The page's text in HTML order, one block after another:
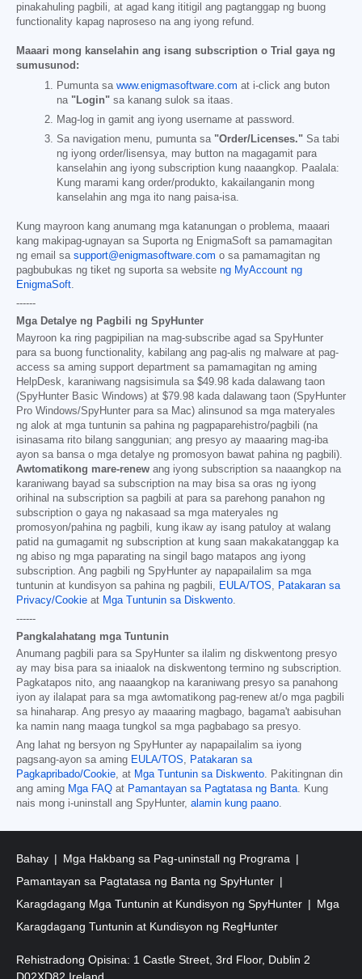
pinakahuling pagbili, at agad kang ititigil ang pagtanggap ng buong
functionality kapag naproseso na ang iyong refund.
Maaari mong kanselahin ang isang subscription o Trial gaya ng
sumusunod:
Pumunta sa www.enigmasoftware.com at i-click ang buton
na "Login" sa kanang sulok sa itaas.
Mag-log in gamit ang iyong username at password.
Sa navigation menu, pumunta sa "Order/Licenses." Sa tabi
ng iyong order/lisensya, may button na magagamit para
kanselahin ang iyong subscription kung naaangkop. Paalala:
Kung marami kang order/produkto, kakailanganin mong
kanselahin ang mga ito nang paisa-isa.
Kung mayroon kang anumang mga katanungan o problema, maaari
kang makipag-ugnayan sa Suporta ng EnigmaSoft sa pamamagitan
ng email sa support@enigmasoftware.com o sa pamamagitan ng
pagbubukas ng tiket ng suporta sa website ng MyAccount ng
EnigmaSoft.
------
Mga Detalye ng Pagbili ng SpyHunter
Mayroon ka ring pagpipilian na mag-subscribe agad sa SpyHunter
para sa buong functionality, kabilang ang pag-alis ng malware at pag-
access sa aming support department sa pamamagitan ng aming
HelpDesk, karaniwang nagsisimula sa $49.98 kada dalawang taon
(SpyHunter Basic Windows) at $79.98 kada dalawang taon (SpyHunter
Pro Windows/SpyHunter para sa Mac) alinsunod sa mga materyales
ng alok at mga tuntunin sa pahina ng pagpaparehistro/pagbili (na
isinasama rito bilang sanggunian; ang presyo ay maaaring mag-iba
ayon sa bansa o mga detalye ng promosyon bawat pahina ng pagbili).
Awtomatikong mare-renew ang iyong subscription sa naaangkop na
karaniwang bayad sa subscription na may bisa sa oras ng iyong
orihinal na subscription sa pagbili at para sa parehong panahon ng
subscription o gaya ng nakasaad sa mga materyales ng
promosyon/pahina ng pagbili, kung ikaw ay isang patuloy at walang
patid na gumagamit ng subscription at kung saan makakatanggap ka
ng abiso ng mga paparating na singil bago matapos ang iyong
subscription. Ang pagbili ng SpyHunter ay napapailalim sa mga
tuntunin at kundisyon sa pahina ng pagbili, EULA/TOS, Patakaran sa
Privacy/Cookie at Mga Tuntunin sa Diskwento.
------
Pangkalahatang mga Tuntunin
Anumang pagbili para sa SpyHunter sa ilalim ng diskwentong presyo
ay may bisa para sa iniaalok na diskwentong termino ng subscription.
Pagkatapos nito, ang naaangkop na karaniwang presyo sa panahong
iyon ay ilalapat para sa mga awtomatikong pag-renew at/o mga pagbili
sa hinaharap. Ang presyo ay maaaring magbago, bagama't aabisuhan
ka namin nang maaga tungkol sa mga pagbabago sa presyo.
Ang lahat ng bersyon ng SpyHunter ay napapailalim sa iyong
pagsang-ayon sa aming EULA/TOS, Patakaran sa
Pagkapribado/Cookie, at Mga Tuntunin sa Diskwento. Pakitingnan din
ang aming Mga FAQ at Pamantayan sa Pagtatasa ng Banta. Kung
nais mong i-uninstall ang SpyHunter, alamin kung paano.
Bahay
Mga Hakbang sa Pag-uninstall ng Programa
Pamantayan sa Pagtatasa ng Banta ng SpyHunter
Karagdagang Mga Tuntunin at Kundisyon ng SpyHunter
Mga
Karagdagang Tuntunin at Kundisyon ng RegHunter
Rehistradong Opisina: 1 Castle Street, 3rd Floor, Dublin 2
D02XD82 Ireland.